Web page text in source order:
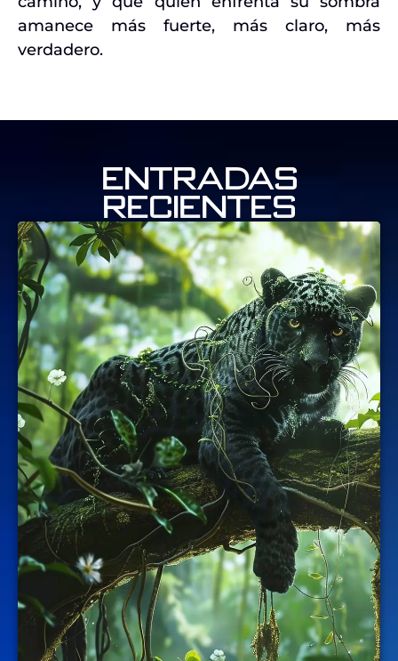
amanece más fuerte, más claro, más
verdadero.
Entradas
recientes